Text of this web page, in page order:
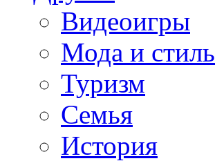
Видеоигры
Мода и стиль
Туризм
Семья
История